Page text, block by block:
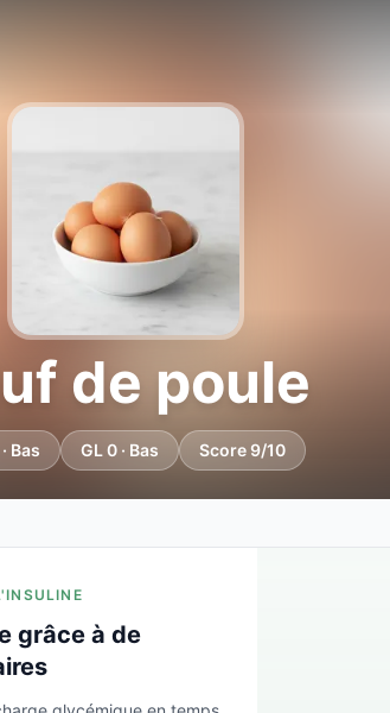
de poule
Bas GL 0 · Bas Score 9/10
grâce à de